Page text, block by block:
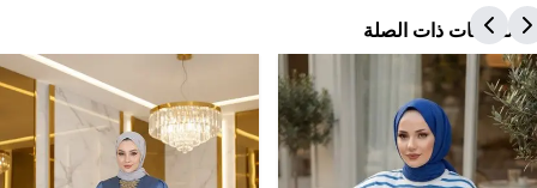
المنتجات ذات الصلة